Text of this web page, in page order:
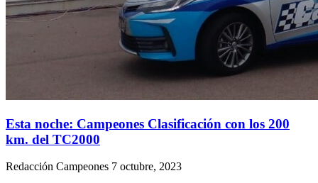
Esta noche: Campeones Clasificación con los 200
km. del TC2000
Redacción Campeones 7 octubre, 2023